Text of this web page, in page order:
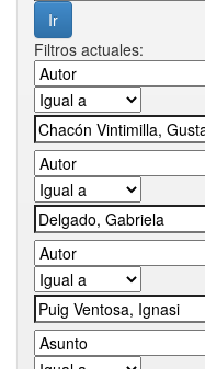
Filtros actuales: